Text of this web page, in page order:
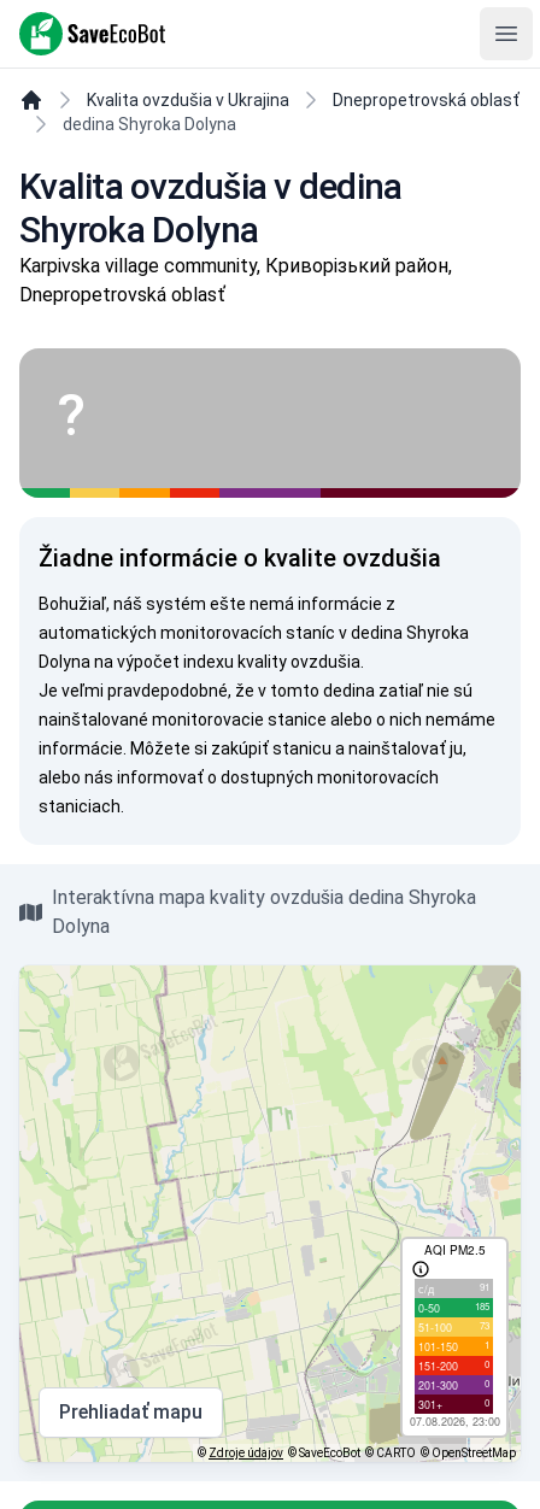
SaveEcoBot
Kvalita ovzdušia v Ukrajina
Dnepropetrovská oblasť
dedina Shyroka Dolyna
Kvalita ovzdušia v dedina
Shyroka Dolyna
Karpivska village community, Криворізький район,
Dnepropetrovská oblasť
?
Žiadne informácie o kvalite ovzdušia
Bohužiaľ, náš systém ešte nemá informácie z
automatických monitorovacích staníc v dedina Shyroka
Dolyna na výpočet indexu kvality ovzdušia.
Je veľmi pravdepodobné, že v tomto dedina zatiaľ nie sú
nainštalované monitorovacie stanice alebo o nich nemáme
informácie. Môžete si zakúpiť stanicu a nainštalovať ju,
alebo nás informovaťo dostupných monitorovacích
staniciach.
Interaktívna mapa kvality ovzdušia dedina Shyroka
Dolyna
AQI PM2.5
с/д 91
0-50 185
51-100 73
101-150 1
151-200 0
201-300 0
301+ 0
07.08.2026, 23:00
Prehliadať mapu
© Zdroje údajov © SaveEcoBot © CARTO © OpenStreetMap